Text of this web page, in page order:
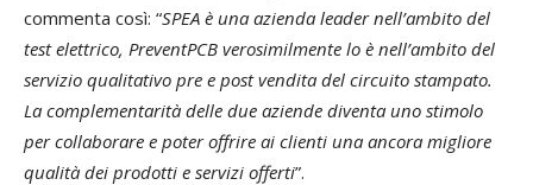
commenta così: “SPEA è una azienda leader nell’ambito del
test elettrico, PreventPCB verosimilmente lo è nell’ambito del
servizio qualitativo pre e post vendita del circuito stampato.
La complementarità delle due aziende diventa uno stimolo
per collaborare e poter offrire ai clienti una ancora migliore
qualità dei prodotti e servizi offerti”.